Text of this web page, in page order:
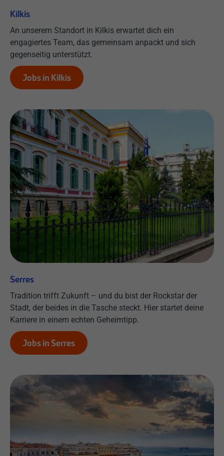
Kilkis
An unserem Standort in Kilkis erwartet dich ein
engagiertes Team, das gemeinsam anpackt und sich
gegenseitig unterstützt.
Jobs in Kilkis
Serres
Tradition trifft Zukunft – und du bist der Rockstar der
Stadt, der beides in die Tasche steckt. Hier startet deine
Karriere in einem echten Geheimtipp.
Jobs in Serres